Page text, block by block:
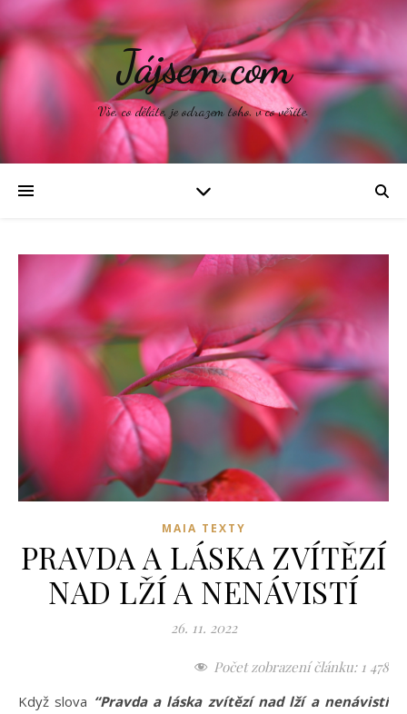
Jájsem.com
Vše, co děláte, je odrazem toho, v co věříte.
MAIA TEXTY
PRAVDA A LÁSKA ZVÍTĚZÍ
NAD LŽÍ A NENÁVISTÍ
26. 11. 2022
Počet zobrazení článku: 1 478
Když slova “Pravda a láska zvítězí nad lží a nenávistí